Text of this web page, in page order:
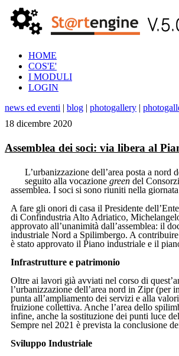
HOME
COS'E'
I MODULI
LOGIN
news ed eventi | blog | photogallery |
18 dicembre 2020
Assemblea dei soci: via libera al
L’urbanizzazione dell’area posta a
seguito alla vocazione green del
assemblea. I soci si sono riuniti nella
A fare gli onori di casa il Presidente
di Confindustria Alto Adriatico,
approvato all’unanimità dall’assemblea: il
industriale Nord a Spilimbergo. A
è stato approvato il Piano industriale e il
Infrastrutture e patrimonio
Oltre ai lavori già avviati nel corso di
l’urbanizzazione dell’area nord in Zipr (per
punta all’ampliamento dei servizi e alla
fruizione collettiva. Anche l’area dello
infine, anche la sostituzione dei punti luce
Sempre nel 2021 è prevista la conclusione
Sviluppo Industriale